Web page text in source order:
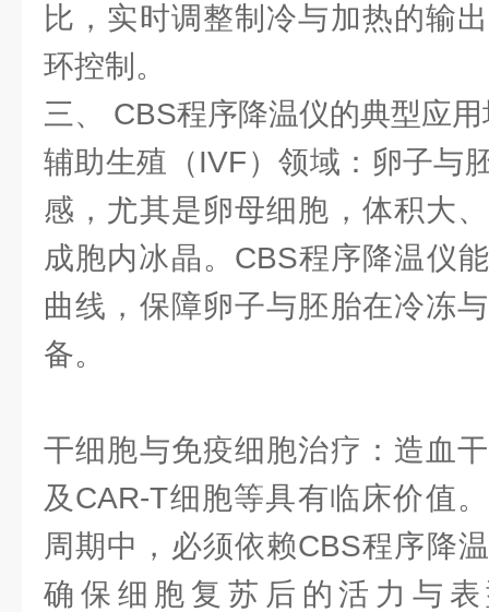
比，实时调整制冷与加热的输
环控制。
三、 CBS程序降温仪的典型应
辅助生殖（IVF）领域：卵子与
感，尤其是卵母细胞，体积大
成胞内冰晶。CBS程序降温仪
曲线，保障卵子与胚胎在冷冻
备。
干细胞与免疫细胞治疗：造血
及CAR-T细胞等具有临床价值
周期中，必须依赖CBS程序降
确保细胞复苏后的活力与